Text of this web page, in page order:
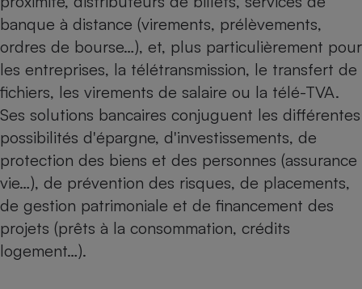
banque à distance (virements, prélèvements,
ordres de bourse…), et, plus particulièrement pour
les entreprises, la télétransmission, le transfert de
fichiers, les virements de salaire ou la télé-TVA.
Ses solutions bancaires conjuguent les différentes
possibilités d'épargne, d'investissements, de
protection des biens et des personnes (assurance
vie…), de prévention des risques, de placements,
de gestion patrimoniale et de financement des
projets (prêts à la consommation, crédits
logement…).
Cafetière à expressos